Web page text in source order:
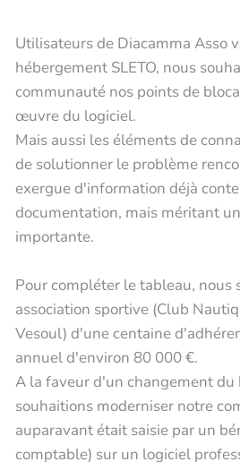
Utilisateurs de Diacamma Asso
hébergement SLETO, nous
communauté nos points de
œuvre du logiciel.
Mais aussi les éléments de
de solutionner le problème
exergue d'information déjà
documentation, mais méritant
importante.
Pour compléter le tableau, nous
association sportive (Club
Vesoul) d'une centaine
annuel d'environ 80 000 €.
A la faveur d'un changement du
souhaitions moderniser notre
auparavant était saisie par un
comptable) sur un logiciel